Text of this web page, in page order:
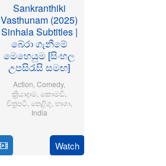
Sankranthiki
Vasthunam (2025)
Sinhala Subtitles |
බේරා ගැනීමේ
මෙහෙයුම [සිංහල
උපසිරැසි සමඟ]
Action Comedy,
ක්‍රියාදාම කොමඩි
චිත්‍රපටි තෙළිගු භාශා,
India
2025
Anil
Ravipudi
Watch